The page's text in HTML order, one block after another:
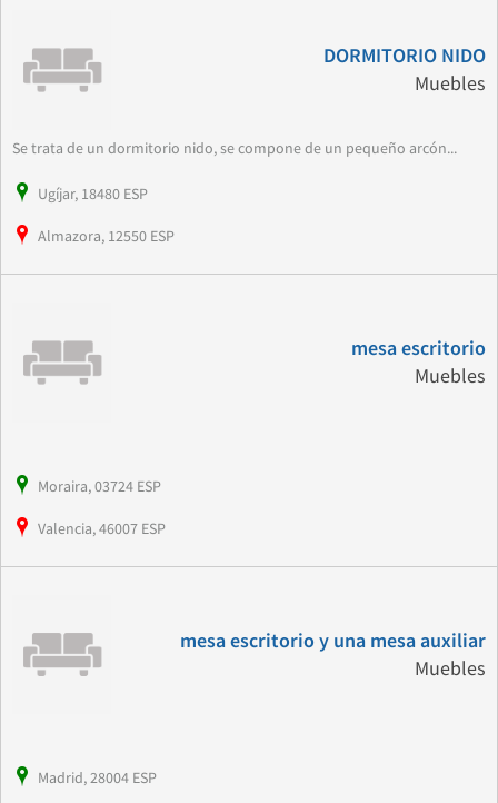
DORMITORIO NIDO
Muebles
Se trata de un dormitorio nido, se compone de un pequeño arcón...
Ugíjar, 18480 ESP
Almazora, 12550 ESP
mesa escritorio
Muebles
Moraira, 03724 ESP
Valencia, 46007 ESP
mesa escritorio y una mesa auxiliar
Muebles
Madrid, 28004 ESP